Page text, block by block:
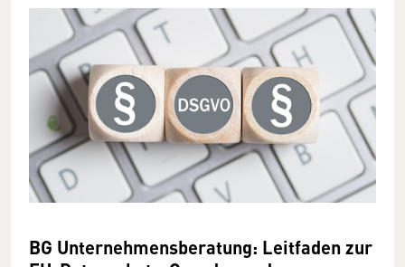
BG Unternehmensberatung: Leitfaden zur